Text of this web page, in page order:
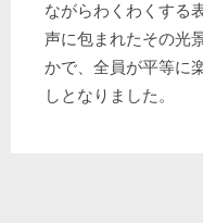
ながらわくわくする
声に包まれたその光
かで、全員が平等に
しとなりました。